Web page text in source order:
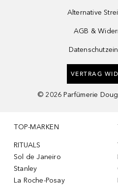
Alternative
AGB &
VERTRAG
© 2026 Parfümerie
TOP-MARKEN
RITUALS
Sol de Janeiro
Stanley
La Roche-Posay